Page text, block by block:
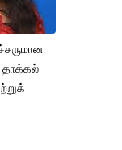
தாக்கல்